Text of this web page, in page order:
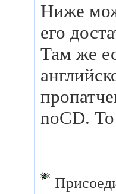
Ниже
его
Там же
noCD. То